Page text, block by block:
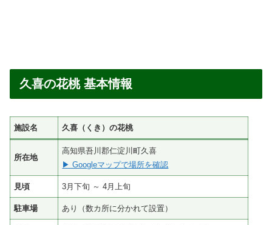
久喜の花桃 基本情報
施設名 久喜（くき）の花桃
所在地
高知県吾川郡仁淀川町久喜
▶ Googleマップで場所を確認
見頃 3月下旬 ～ 4月上旬
駐車場 あり（数カ所に分かれて設置）